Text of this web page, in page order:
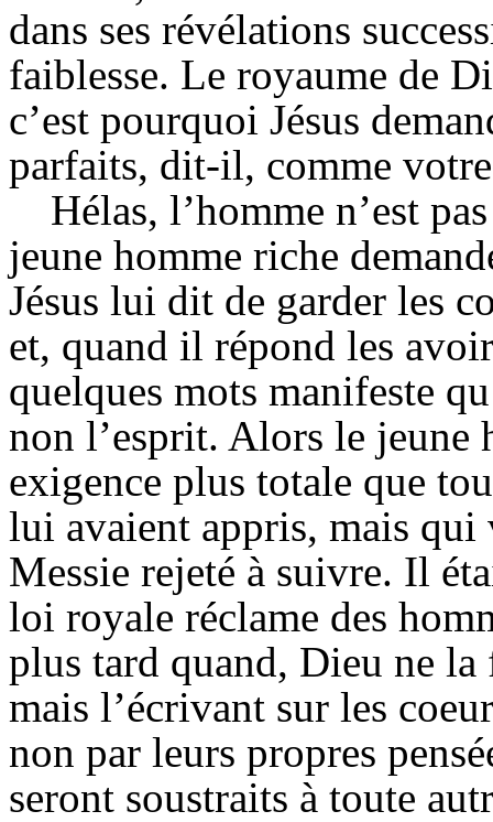
dans ses révélations
faiblesse. Le royaume de
c’est pourquoi Jésus
parfaits, dit-il, comme
Hélas, l’homme n’est
jeune homme riche
Jésus lui dit de garder les
et, quand il répond les avoir
quelques mots manifeste
non l’esprit. Alors le jeune
exigence plus totale que
lui avaient appris, mais qui
Messie rejeté à suivre. Il
loi royale réclame des
plus tard quand, Dieu ne la
mais l’écrivant sur les
non par leurs propres
seront soustraits à toute